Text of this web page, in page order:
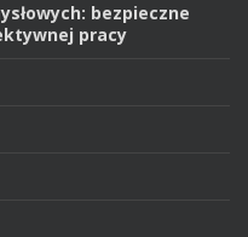
bezpieczne
pracy